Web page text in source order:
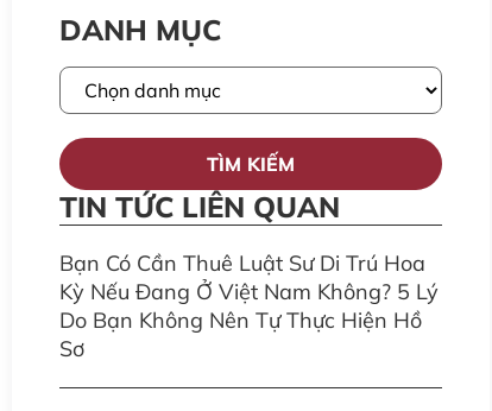
DANH MỤC
TÌM KIẾM
TIN TỨC LIÊN QUAN
Bạn Có Cần Thuê Luật Sư Di Trú Hoa
Kỳ Nếu Đang Ở Việt Nam Không? 5 Lý
Do Bạn Không Nên Tự Thực Hiện Hồ
Sơ